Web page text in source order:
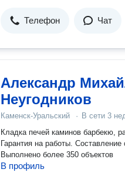
Телефон Чат
Александр
Неугодников
Каменск-Уральский · В сети 3
Кладка печей каминов барбекю,
Гарантия на работы. Составление сметы, подбор материалов.
Выполнено более 350 объектов
В профиль